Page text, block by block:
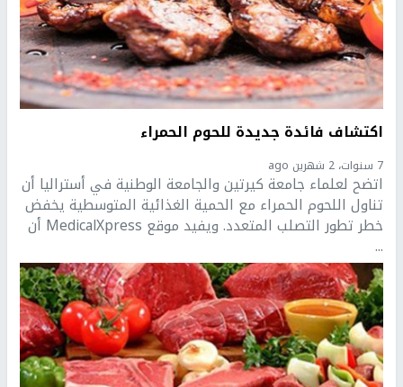
اكتشاف فائدة جديدة للحوم الحمراء
7 سنوات، 2 شهرين ago
اتضح لعلماء جامعة كيرتين والجامعة الوطنية في أستراليا أن
تناول اللحوم الحمراء مع الحمية الغذائية المتوسطية يخفض
خطر تطور التصلب المتعدد. ويفيد موقع MedicalXpress أن
...